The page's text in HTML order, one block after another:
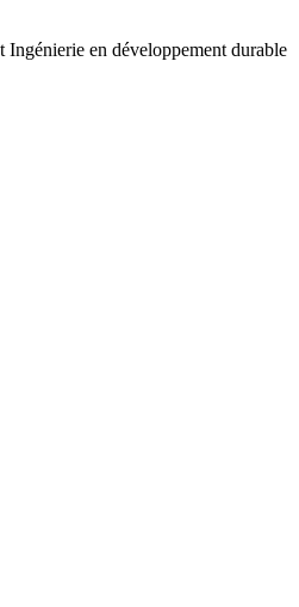
Ingénierie en développement durable